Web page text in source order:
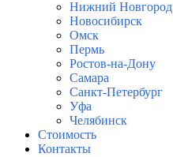
Нижний Новгород
Новосибирск
Омск
Пермь
Ростов-на-Дону
Самара
Санкт-Петербург
Уфа
Челябинск
Стоимость
Контакты